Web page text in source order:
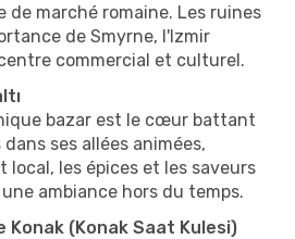
de marché romaine. Les ruines
de Smyrne, l'Izmir
commercial et culturel.
bazar est le cœur battant
ses allées animées,
local, les épices et les saveurs
ambiance hors du temps.
Konak (Konak Saat Kulesi)